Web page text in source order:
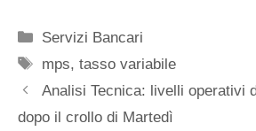
Categorie
Servizi Bancari
Tag
mps,tasso variabile
Analisi Tecnica: livelli operativi
dopo il crollo di Martedì